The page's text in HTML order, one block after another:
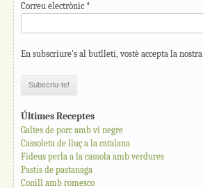
Correu electrònic *
En subscriure's al butlletí, vostè accepta la nostra
Últimes Receptes
Galtes de porc amb vi negre
Cassoleta de lluç a la catalana
Fideus perla a la cassola amb verdures
Pastís de pastanaga
Conill amb romesco